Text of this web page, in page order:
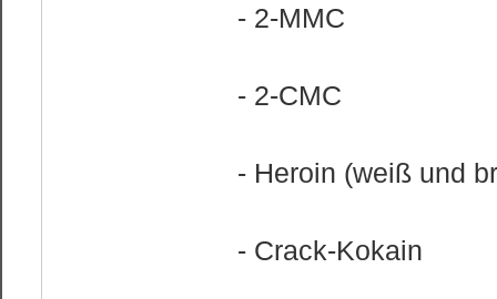
- 2-MMC
- 2-CMC
- Heroin (weiß und
- Crack-Kokain